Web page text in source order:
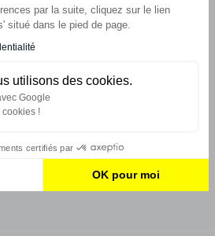
par la suite, cliquez sur le lien
situé dans le pied de page.
utilisons des cookies.
Google
cookies !
certifiés par
OK pour moi
d'adapter et de gérer vos
la newsletter
produits et les offres du moment